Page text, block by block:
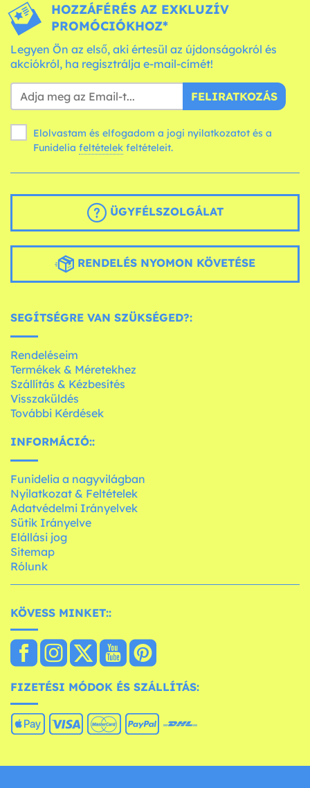
HOZZÁFÉRÉS AZ EXKLUZÍV
PROMÓCIÓKHOZ*
Legyen Ön az első, aki értesül az újdonságokról és
akciókról, ha regisztrálja e-mail-címét!
FELIRATKOZÁS
Elolvastam és elfogadom a jogi nyilatkozatot és a
Funidelia feltételek feltételeit.
ÜGYFÉLSZOLGÁLAT
RENDELÉS NYOMON KÖVETÉSE
SEGÍTSÉGRE VAN SZÜKSÉGED?:
Rendeléseim
Termékek & Méretekhez
Szállítás & Kézbesítés
Visszaküldés
További Kérdések
INFORMÁCIÓ::
Funidelia a nagyvilágban
Nyilatkozat & Feltételek
Adatvédelmi Irányelvek
Sütik Irányelve
Elállási jog
Sitemap
Rólunk
KÖVESS MINKET::
FIZETÉSI MÓDOK ÉS SZÁLLÍTÁS: